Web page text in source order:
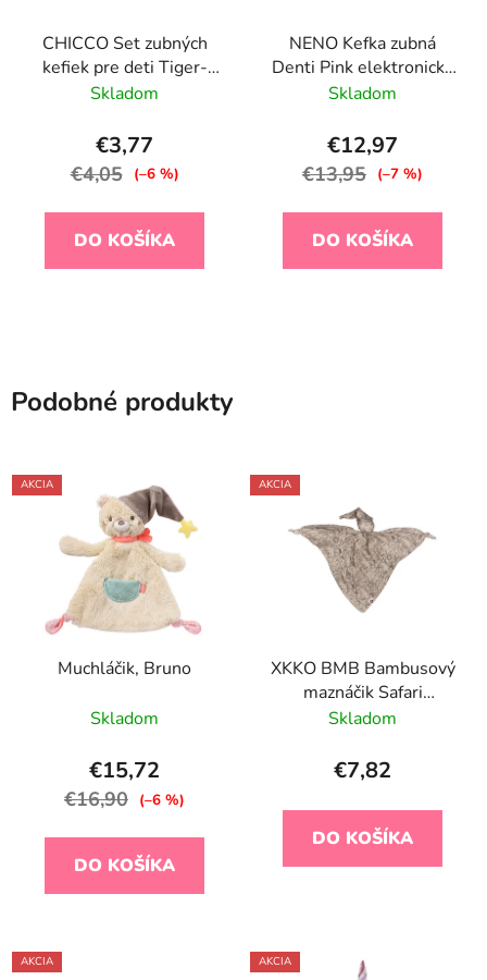
CHICCO Set zubných
kefiek pre deti Tiger-
Panda 3-6r, 2ks
Skladom
€3,77
€4,05 (–6 %)
DO KOŠÍKA
NENO Kefka zubná
Denti Pink elektronická
pre deti 3–36 m s LED
nadstavcami, rúžová
Skladom
€12,97
€13,95 (–7 %)
DO KOŠÍKA
Podobné produkty
AKCIA
Muchláčik, Bruno
Skladom
€15,72
€16,90 (–6 %)
DO KOŠÍKA
AKCIA
XKKO BMB Bambusový
maznáčik Safari
Atmosphere
Skladom
€7,82
DO KOŠÍKA
AKCIA AKCIA